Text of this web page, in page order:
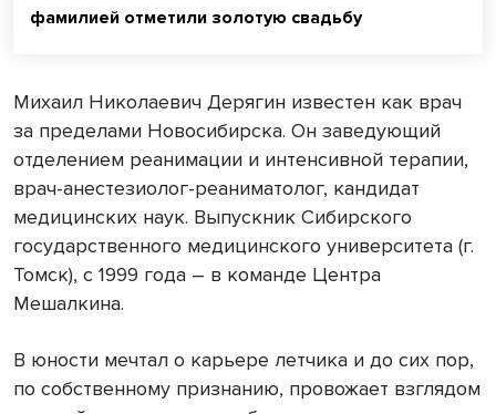
фамилией отметили золотую свадьбу
Михаил Николаевич Дерягин известен как врач
за пределами Новосибирска. Он заведующий
отделением реанимации и интенсивной терапии,
врач-анестезиолог-реаниматолог, кандидат
медицинских наук. Выпускник Сибирского
государственного медицинского университета (г.
Томск), с 1999 года – в команде Центра
Мешалкина.
В юности мечтал о карьере летчика и до сих пор,
по собственному признанию, провожает взглядом